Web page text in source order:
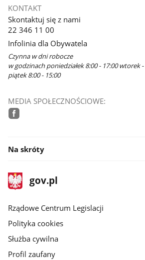
KONTAKT
Skontaktuj się z nami
22 346 11 00
Infolinia dla Obywatela
Czynna w dni robocze
w godzinach poniedziałek 8:00 - 17:00 wtorek
piątek 8:00 - 15:00
MEDIA SPOŁECZNOŚCIOWE:
Na skróty
stopka
gov.plStrona
gov.pl
Rządowe Centrum Legislacji
Polityka cookies
Służba cywilna
Profil zaufany